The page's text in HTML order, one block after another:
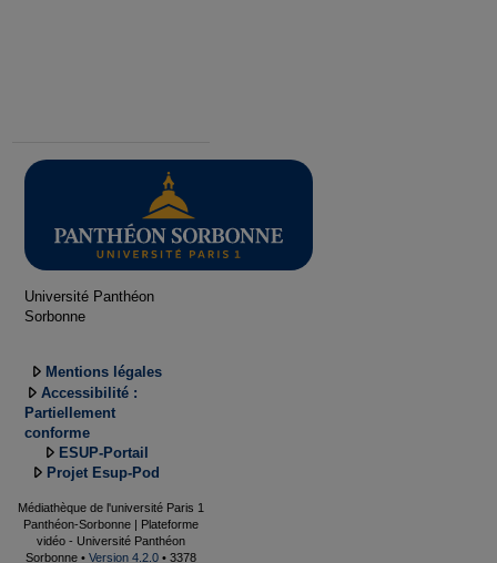
Université Panthéon
Sorbonne
Mentions légales
Accessibilité :
Partiellement
conforme
ESUP-Portail
Projet Esup-Pod
Médiathèque de l'université Paris 1
Panthéon-Sorbonne | Plateforme
vidéo - Université Panthéon
Sorbonne • Version 4.2.0 • 3378